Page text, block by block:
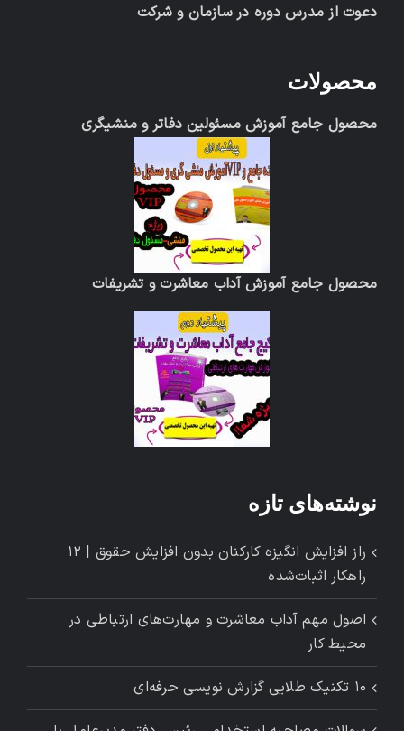
دعوت از مدرس دوره در سازمان و شرکت
محصولات
محصول جامع آموزش مسئولین دفاتر و منشیگری
محصول جامع آموزش آداب معاشرت و تشریفات
نوشته‌های تازه
راز افزایش انگیزه کارکنان بدون افزایش حقوق | ۱۲
راهکار اثبات‌شده
اصول مهم آداب معاشرت و مهارت‌های ارتباطی در
محیط کار
۱۰ تکنیک طلایی گزارش ‌نویسی حرفه‌ای